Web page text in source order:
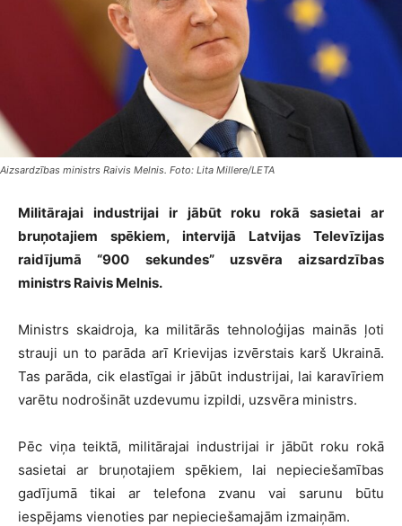
Aizsardzības ministrs Raivis Melnis. Foto: Lita Millere/LETA
Militārajai industrijai ir jābūt roku rokā sasietai ar
bruņotajiem spēkiem, intervijā Latvijas Televīzijas
raidījumā “900 sekundes” uzsvēra aizsardzības
ministrs Raivis Melnis.
Ministrs skaidroja, ka militārās tehnoloģijas mainās ļoti
strauji un to parāda arī Krievijas izvērstais karš Ukrainā.
Tas parāda, cik elastīgai ir jābūt industrijai, lai karavīriem
varētu nodrošināt uzdevumu izpildi, uzsvēra ministrs.
Pēc viņa teiktā, militārajai industrijai ir jābūt roku rokā
sasietai ar bruņotajiem spēkiem, lai nepieciešamības
gadījumā tikai ar telefona zvanu vai sarunu būtu
iespējams vienoties par nepieciešamajām izmaiņām.